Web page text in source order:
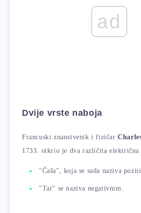
ad
Dvije vrste naboja
Francuski znanstvenik i fizičar
1733. otkrio je dva različita električna
"Čaša", koja se sada naziva
"Tar" se naziva negativnim.